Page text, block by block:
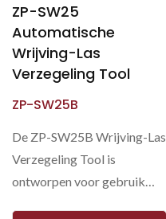
ZP-SW25
Automatische
Wrijving-Las
Verzegeling Tool
ZP-SW25B
De ZP-SW25B Wrijving-Las
Verzegeling Tool is
ontworpen voor gebruik